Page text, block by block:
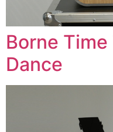
Borne Time
Dance